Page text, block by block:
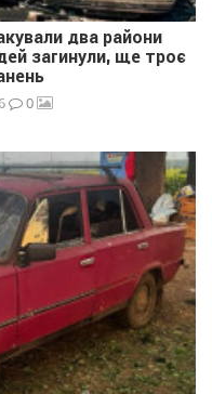
два райони
загинули, ще троє
0